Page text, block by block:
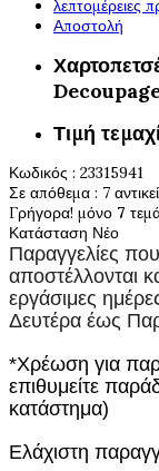
λεπτομέρειες
Αποστολή
Τιμή
Κωδικός : 23315941
Σε απόθεμα : 7
Γρήγορα! μόνο 7
Κατάσταση Νέο
Παραγγελίες
αποστέλλονται
εργάσιμες
Δευτέρα έως
*Χρέωση για
επιθυμείτε
κατάστημα)
Ελάχιστη